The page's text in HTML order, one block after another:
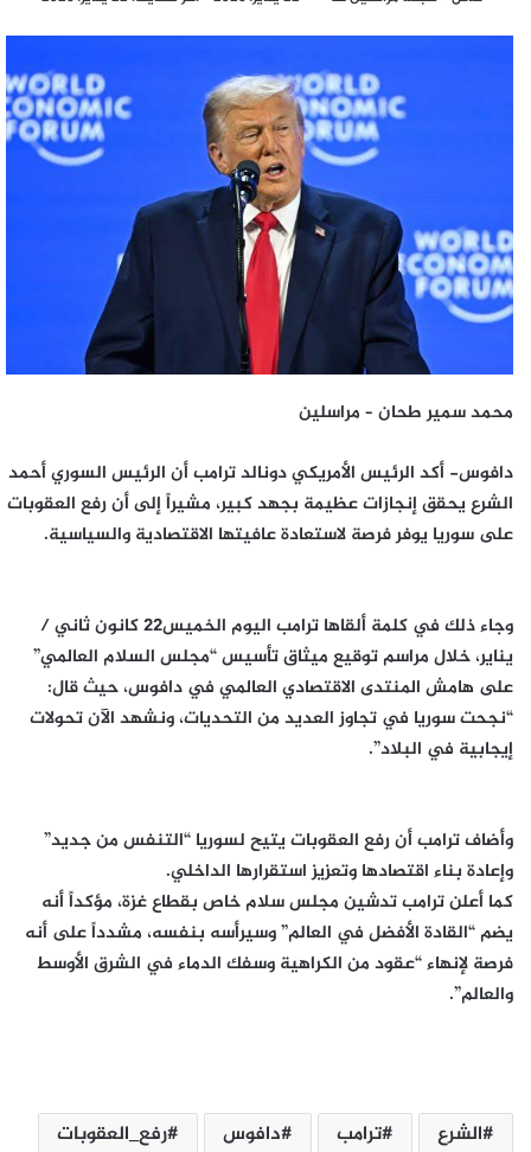
محمد سمير طحان – مراسلين
دافوس- أكد الرئيس الأمريكي دونالد ترامب أن الرئيس السوري أحمد
الشرع يحقق إنجازات عظيمة بجهد كبير، مشيراً إلى أن رفع العقوبات
على سوريا يوفر فرصة لاستعادة عافيتها الاقتصادية والسياسية.
وجاء ذلك في كلمة ألقاها ترامب اليوم الخميس22 كانون ثاني /
يناير، خلال مراسم توقيع ميثاق تأسيس “مجلس السلام العالمي”
على هامش المنتدى الاقتصادي العالمي في دافوس، حيث قال:
“نجحت سوريا في تجاوز العديد من التحديات، ونشهد الآن تحولات
إيجابية في البلاد”.
وأضاف ترامب أن رفع العقوبات يتيح لسوريا “التنفس من جديد”
وإعادة بناء اقتصادها وتعزيز استقرارها الداخلي.
كما أعلن ترامب تدشين مجلس سلام خاص بقطاع غزة، مؤكداً أنه
يضم “القادة الأفضل في العالم” وسيرأسه بنفسه، مشدداً على أنه
فرصة لإنهاء “عقود من الكراهية وسفك الدماء في الشرق الأوسط
والعالم”.
الشرع ترامب دافوس
رفع_العقوبات